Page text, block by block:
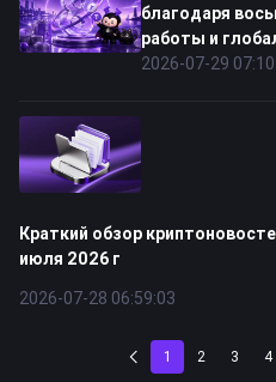
благодаря
работы и
2026-07-29
Краткий обзор
июля 2026 г
2026-07-28 06:59:03
1 2 3 4